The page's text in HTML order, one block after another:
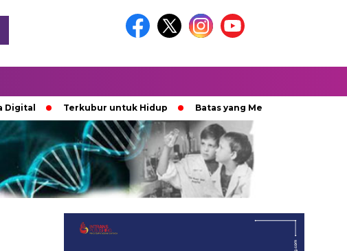
Terkubur untuk Hidup Batas yang Menentukan Nasib Bintang